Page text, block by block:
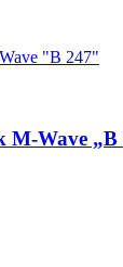
Wave „B